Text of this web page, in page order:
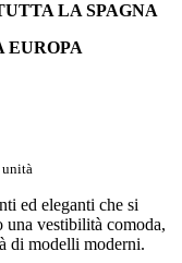
LA SPAGNA
EUROPA
unità
ed eleganti che si
una vestibilità comoda,
di modelli moderni.